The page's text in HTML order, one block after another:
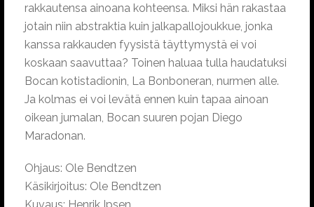
rakkautensa ainoana kohteensa. Miksi hän rakastaa
jotain niin abstraktia kuin jalkapallojoukkue, jonka
kanssa rakkauden fyysistä täyttymystä ei voi
koskaan saavuttaa? Toinen haluaa tulla haudatuksi
Bocan kotistadionin, La Bonboneran, nurmen alle.
Ja kolmas ei voi levätä ennen kuin tapaa ainoan
oikean jumalan, Bocan suuren pojan Diego
Maradonan.
Ohjaus: Ole Bendtzen
Käsikirjoitus: Ole Bendtzen